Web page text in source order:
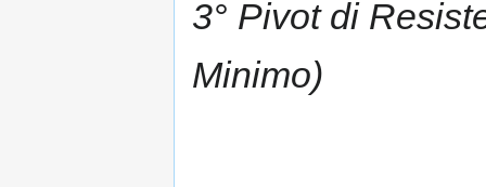
3° Pivot di
Minimo)